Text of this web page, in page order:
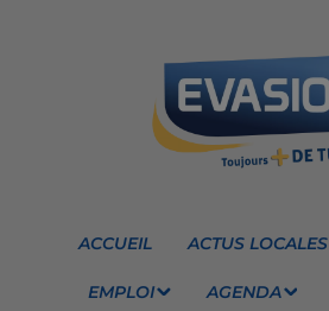
ACCUEIL ACTUS LOCALES
EMPLOI AGENDA